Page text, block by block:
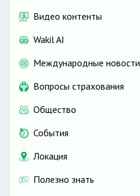
Видео контенты
Wakil AI
Международные новости
Вопросы страхования
Общество
События
Локация
Полезно знать